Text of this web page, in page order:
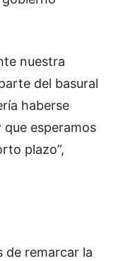
nuestra
del basural
haberse
que esperamos
plazo”,
de remarcar la